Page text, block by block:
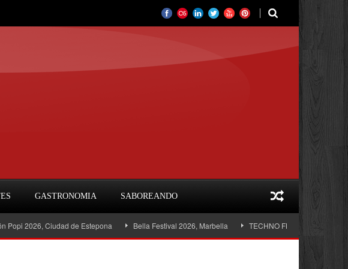
GASTRONOMIA SABOREANDO
Ciudad de Estepona Bella Festival 2026, Marbella TECHNO FLAMENCO MARBELLA